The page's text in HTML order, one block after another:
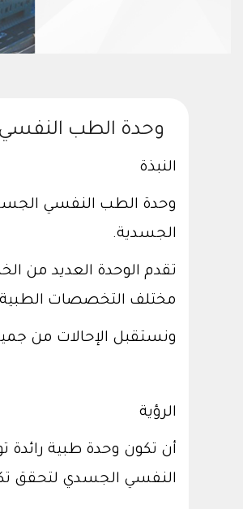
وحدة الطب
النبذة
وحدة الطب النفسي
الجسدية.
تقدم الوحدة العديد من
مختلف التخصصات الطبية
ونستقبل الإحالات من جميع
الرؤية
أن تكون وحدة طبية
النفسي الجسدي لتحقق